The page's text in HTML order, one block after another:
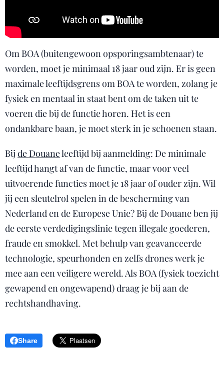
Om BOA (buitengewoon opsporingsambtenaar) te
worden, moet je minimaal 18 jaar oud zijn. Er is geen
maximale leeftijdsgrens om BOA te worden, zolang je
fysiek en mentaal in staat bent om de taken uit te
voeren die bij de functie horen. Het is een
ondankbare baan, je moet sterk in je schoenen staan.
Bij de Douaneleeftijd bij aanmelding: De minimale
leeftijd hangt af van de functie, maar voor veel
uitvoerende functies moet je 18 jaar of ouder zijn. Wil
jij een sleutelrol spelen in de bescherming van
Nederland en de Europese Unie? Bij de Douane ben jij
de eerste verdedigingslinie tegen illegale goederen,
fraude en smokkel. Met behulp van geavanceerde
technologie, speurhonden en zelfs drones werk je
mee aan een veiligere wereld. Als BOA (fysiek toezicht
gewapend en ongewapend) draag je bij aan de
rechtshandhaving.
Share